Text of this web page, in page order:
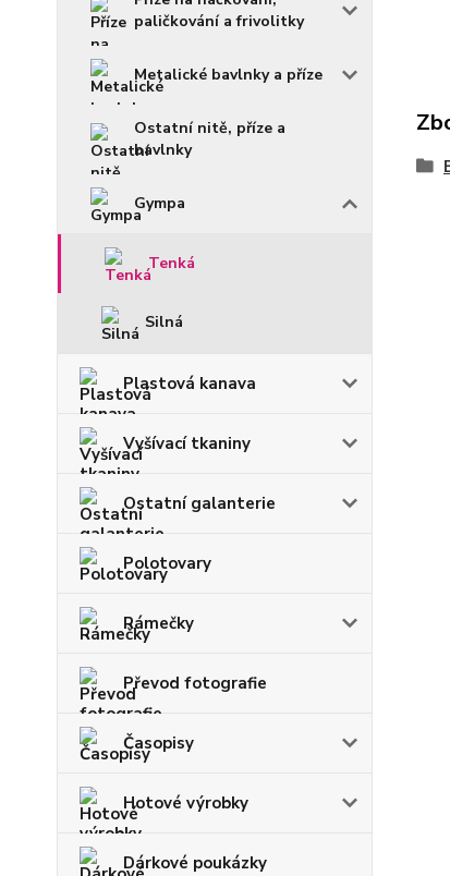
paličkování a frivolitky
Metalické bavlnky a příze
Ostatní nitě, příze a
bavlnky
Gympa
Tenká
Silná
Plastová kanava
Vyšívací tkaniny
Ostatní galanterie
Polotovary
Rámečky
Převod fotografie
Časopisy
Hotové výrobky
Dárkové poukázky